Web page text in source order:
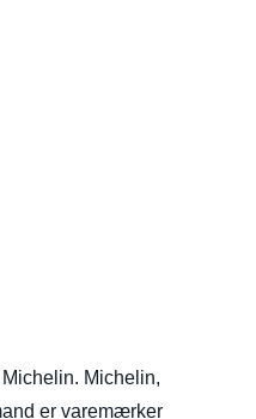
Michelin,
er varemærker